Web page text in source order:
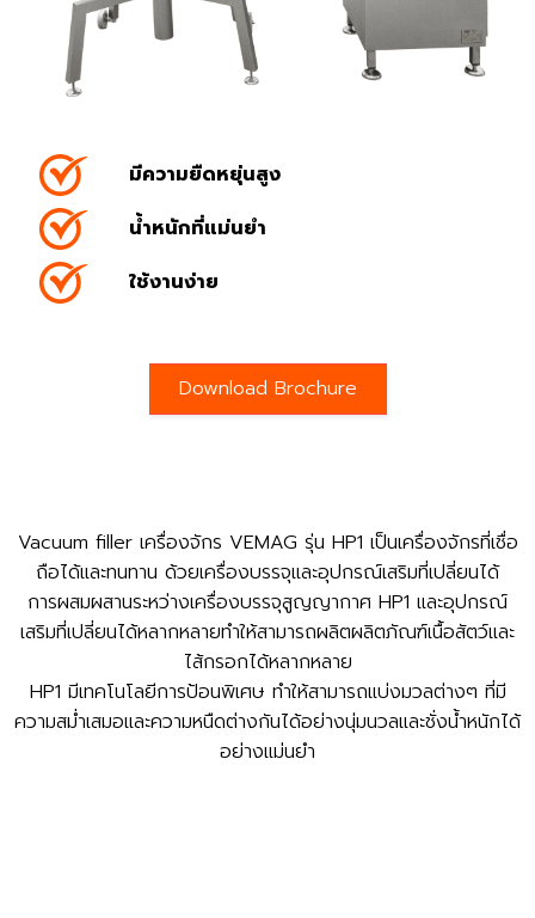
มีความยืดหยุ่นสูง
น้ำหนักที่แม่นยำ
ใช้งานง่าย
Download Brochure
Vacuum filler เครื่องจักร VEMAG รุ่น HP1 เป็นเครื่องจักรที่เชื่อ
ถือได้และทนทาน ด้วยเครื่องบรรจุและอุปกรณ์เสริมที่เปลี่ยนได้
การผสมผสานระหว่างเครื่องบรรจุสูญญากาศ HP1 และอุปกรณ์
เสริมที่เปลี่ยนได้หลากหลายทำให้สามารถผลิตผลิตภัณฑ์เนื้อสัตว์และ
ไส้กรอกได้หลากหลาย
HP1 มีเทคโนโลยีการป้อนพิเศษ ทำให้สามารถแบ่งมวลต่างๆ ที่มี
ความสม่ำเสมอและความหนืดต่างกันได้อย่างนุ่มนวลและชั่งน้ำหนักได้
อย่างแม่นยำ